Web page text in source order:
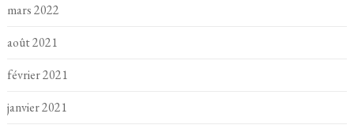
mars 2022
août 2021
février 2021
janvier 2021